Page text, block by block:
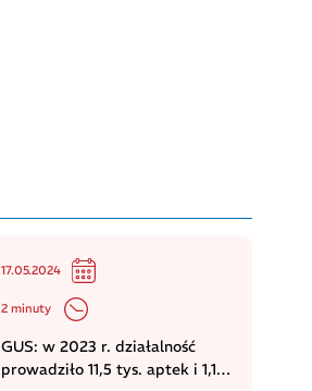
17.05.2024
2 minuty
GUS: w 2023 r. działalność
prowadziło 11,5 tys. aptek i 1,1